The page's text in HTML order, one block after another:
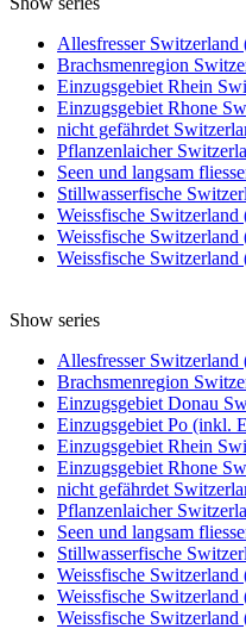
Allesfresser Switzerland
Brachsmenregion
Einzugsgebiet Rhein
Einzugsgebiet Rhone
nicht gefährdet
Pflanzenlaicher
Seen und langsam
Stillwasserfische
Weissfische Switzerland
Weissfische Switzerland
Weissfische Switzerland
Show series
Allesfresser Switzerland
Brachsmenregion
Einzugsgebiet Donau
Einzugsgebiet Po (inkl.
Einzugsgebiet Rhein
Einzugsgebiet Rhone
nicht gefährdet
Pflanzenlaicher
Seen und langsam
Stillwasserfische
Weissfische Switzerland
Weissfische Switzerland
Weissfische Switzerland